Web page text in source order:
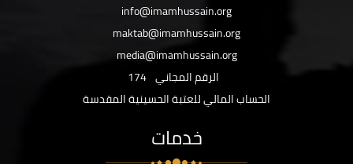
info@imamhussain.org
maktab@imamhussain.org
media@imamhussain.org
الرقم المجاني 174
الحساب المالي للعتبة الحسينية المقدسة
خدمات